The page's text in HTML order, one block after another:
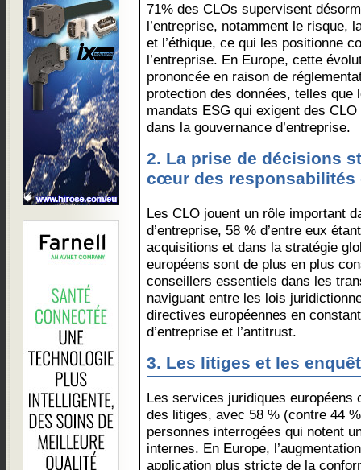
71% des CLOs supervisent
l’entreprise, notamment le risque,
et l’éthique, ce qui les positionne
l’entreprise. En Europe, cette
prononcée en raison de
protection des données, telles que
mandats ESG qui exigent des
dans la gouvernance d’entreprise.
2. La prise de décisions
cœur des responsabilités
Les CLO jouent un rôle important
d’entreprise, 58 % d’entre eux
acquisitions et dans la stratégie
européens sont de plus en plus
conseillers essentiels dans les
naviguant entre les lois
directives européennes en
d’entreprise et l’antitrust.
3. Les litiges et les
Les services juridiques européens
des litiges, avec 58 % (contre 44
personnes interrogées qui notent
internes. En Europe,
application plus stricte de la